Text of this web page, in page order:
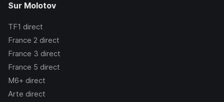
Sur Molotov
TF1 direct
France 2 direct
France 3 direct
France 5 direct
M6+ direct
Arte direct